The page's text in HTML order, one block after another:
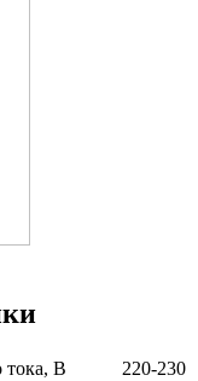
В
220-230